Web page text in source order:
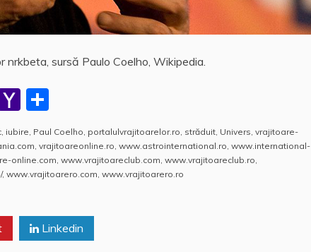
nrkbeta, sursă Paulo Coelho, Wikipedia.
Y
a
h
o
M
ai
a
rt
aj
a
z
, iubire, Paul Coelho, portalulvrajitoarelor.ro, străduit, Univers, vrajitoare-
, vrajitoareonline.ro, www.astrointernational.ro, www.international-
online.com, www.vrajitoareclub.com, www.vrajitoareclub.ro,
, www.vrajitoarero.com, www.vrajitoarero.ro
Linkedin